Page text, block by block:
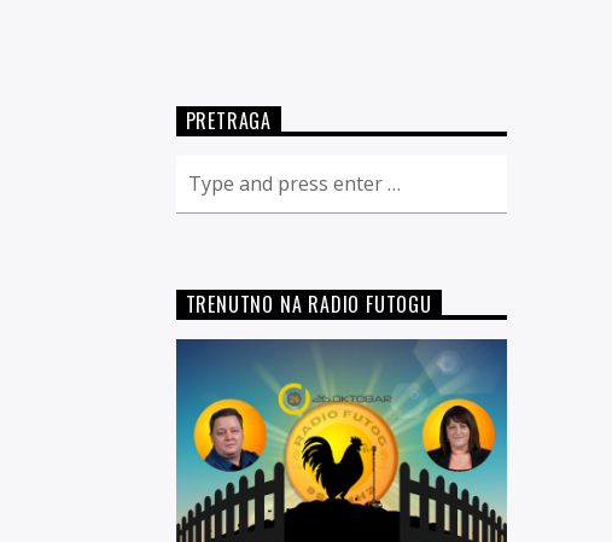
PRETRAGA
TRENUTNO NA RADIO FUTOGU